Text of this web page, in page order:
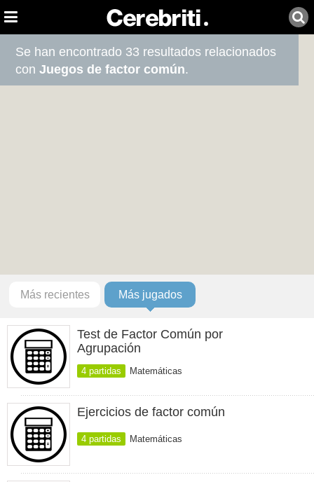
Se han encontrado 33 resultados relacionados
conJuegos de factor común.
Más recientes Más jugados
Test de Factor Común por
Agrupación
4 partidas Matemáticas
Ejercicios de factor común
4 partidas Matemáticas